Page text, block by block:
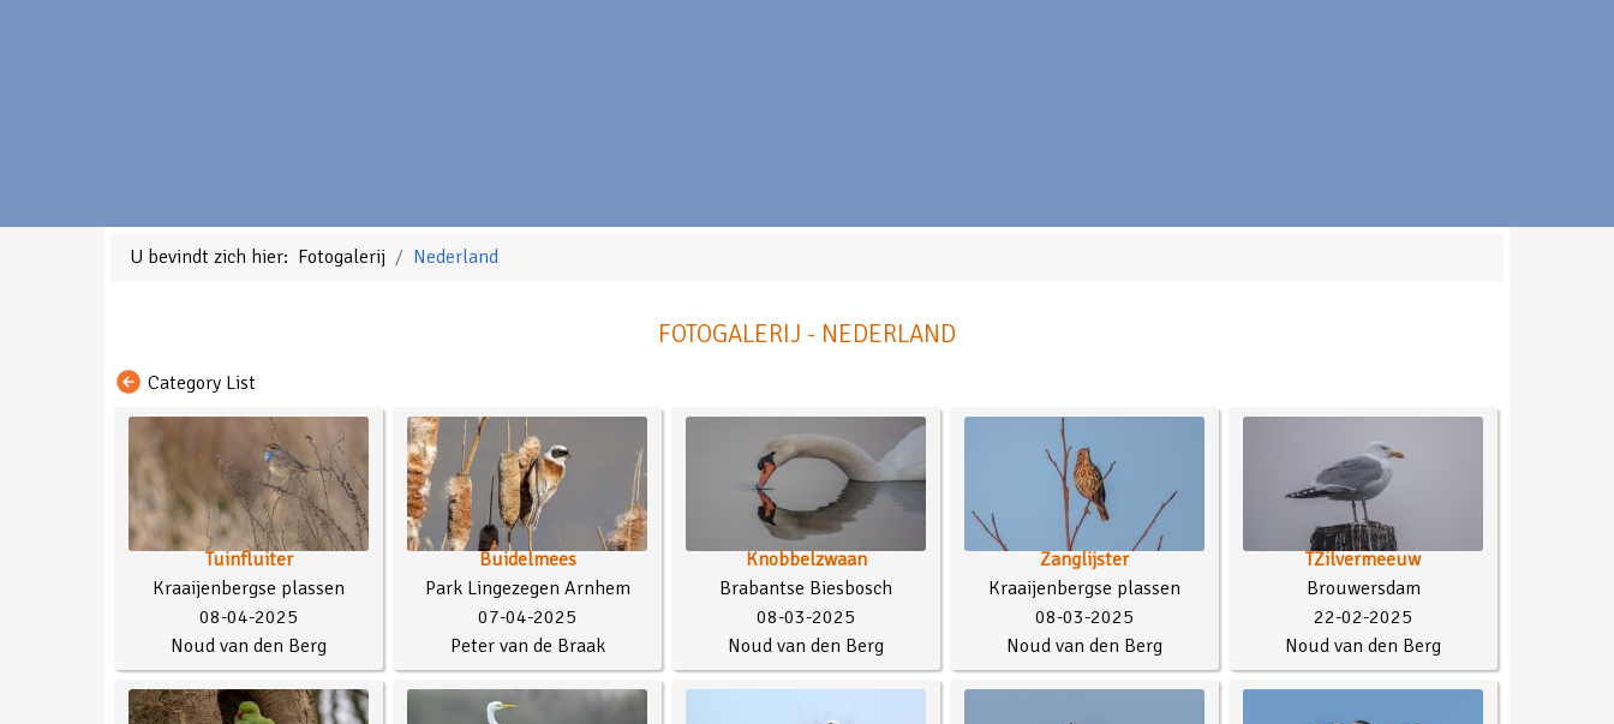
U bevindt zich hier: Fotogalerij Nederland
FOTOGALERIJ - NEDERLAND
Category List
Tuinfluiter
Kraaijenbergse plassen
08-04-2025
Noud van den Berg
Buidelmees
Park Lingezegen Arnhem
07-04-2025
Peter van de Braak
Knobbelzwaan
Brabantse Biesbosch
08-03-2025
Noud van den Berg
Zanglijster
Kraaijenbergse plassen
08-03-2025
Noud van den Berg
TZilvermeeuw
Brouwersdam
22-02-2025
Noud van den Berg